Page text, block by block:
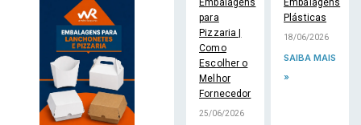
Embalagens
para
Pizzaria |
Como
Escolher o
Melhor
Fornecedor
25/06/2026
Embalagens
Plásticas
18/06/2026
SAIBA MAIS
»